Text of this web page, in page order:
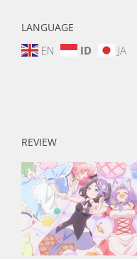
LANGUAGE
EN ID JA
REVIEW